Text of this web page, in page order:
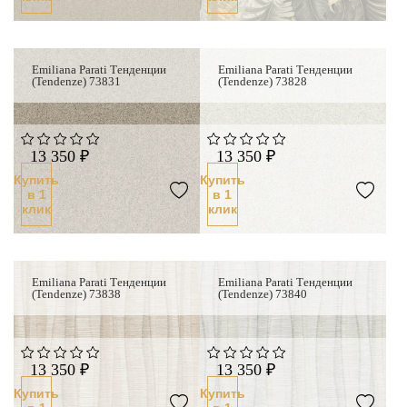
Emiliana Parati Тенденции
(Tendenze) 73831
13 350 ₽
Купить
в 1
клик
Emiliana Parati Тенденции
(Tendenze) 73828
13 350 ₽
Купить
в 1
клик
Хит продаж
Emiliana Parati Тенденции
(Tendenze) 73838
13 350 ₽
Купить
Emiliana Parati Тенденции
(Tendenze) 73840
13 350 ₽
Купить